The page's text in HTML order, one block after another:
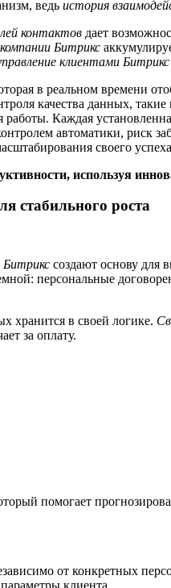
ведь история
контактов дает
Битрикс
клиентами Битрикс
в реальном времени
качества данных,
работы. Каждая
автоматики, риск
своего
используя
стабильного роста
создают основу для
персональные
хранится в своей логике.
за оплату.
помогает
от конкретных
клиента.